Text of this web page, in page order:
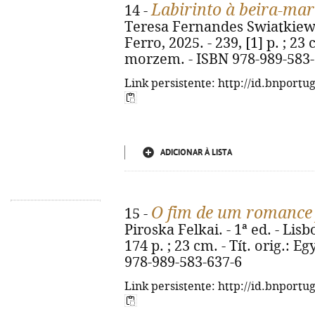
14 -Labirinto à beira-mar
Teresa Fernandes
Ferro, 2025. - 239, [1] p. ;
morzem. - ISBN 978-989-
Link persistente: http://
ADICIONAR À LISTA
15 - O fim de um
Piroska Felkai. - 1ª ed. -
174 p. ; 23 cm. - Tít. orig.:
978-989-583-637-6
Link persistente: http://